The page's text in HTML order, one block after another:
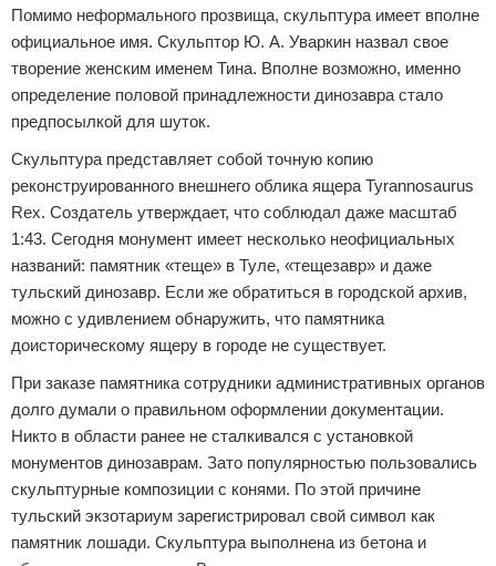
Помимо неформального прозвища, скульптура имеет вполне
официальное имя. Скульптор Ю. А. Уваркин назвал свое
творение женским именем Тина. Вполне возможно, именно
определение половой принадлежности динозавра стало
предпосылкой для шуток.
Скульптура представляет собой точную копию
реконструированного внешнего облика ящера Tyrannosaurus
Rex. Создатель утверждает, что соблюдал даже масштаб
1:43. Сегодня монумент имеет несколько неофициальных
названий: памятник «теще» в Туле, «тещезавр» и даже
тульский динозавр. Если же обратиться в городской архив,
можно с удивлением обнаружить, что памятника
доисторическому ящеру в городе не существует.
При заказе памятника сотрудники административных органов
долго думали о правильном оформлении документации.
Никто в области ранее не сталкивался с установкой
монументов динозаврам. Зато популярностью пользовались
скульптурные композиции с конями. По этой причине
тульский экзотариум зарегистрировал свой символ как
памятник лошади. Скульптура выполнена из бетона и